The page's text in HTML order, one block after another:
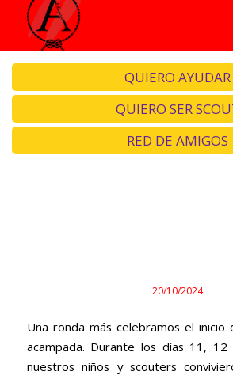
QUIERO AYUDAR
QUIERO SER
RED DE AMIGOS
20/10/2024
Una ronda más celebramos el inicio
acampada. Durante los días 11,
nuestros niños y scouters